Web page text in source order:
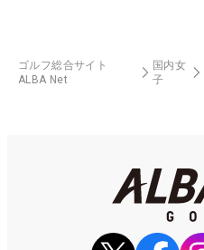
ゴルフ総合サイト
ALBA Net
国内女
子